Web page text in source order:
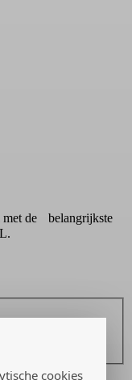
cookies
met de belangrijkste
met de